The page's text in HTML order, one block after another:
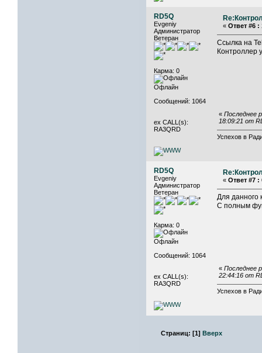
RD5Q
Evgeniy
Администратор
Ветеран
Карма: 0
Офлайн
Сообщений: 1064
ex CALL(s):
RA3QRD
« Ответ #6 :
Ссылка на
Контроллер
« Последнее
18:09:21 от
Успехов в
RD5Q
Evgeniy
Администратор
Ветеран
Карма: 0
Офлайн
Сообщений: 1064
ex CALL(s):
RA3QRD
« Ответ #7 :
Для данного
С полным
« Последнее
22:44:16 от
Успехов в
Страниц: [1] Вверх